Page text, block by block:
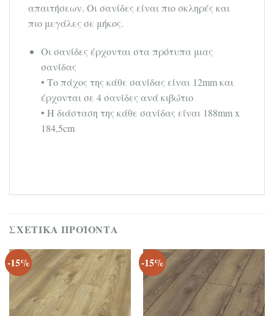
απαιτήσεων. Οι σανίδες είναι πιο σκληρές και
πιο μεγάλες σε μήκος.
Οι σανίδες έρχονται στα πρότυπα μιας
σανίδας
• Το πάχος της κάθε σανίδας είναι 12mm και
έρχονται σε 4 σανίδες ανά κιβώτιο
• Η διάσταση της κάθε σανίδας είναι 188mm x
184,5cm
ΣΧΕΤΙΚΆ ΠΡΟΪΌΝΤΑ
-15% -15%